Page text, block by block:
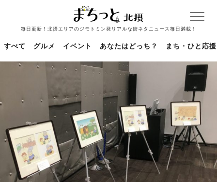
毎日更新！北摂エリアのジモトミン発リアルな街ネタニュース毎日満載！
すべて グルメ イベント あなたはどっち？ まち・ひと応援